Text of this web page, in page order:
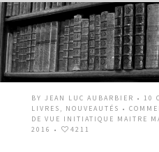
BY JEAN LUC AUBARBIER • 10
LIVRES , NOUVEAUTÉS •
DE VUE INITIATIQUE MAITRE
2016
• 4211